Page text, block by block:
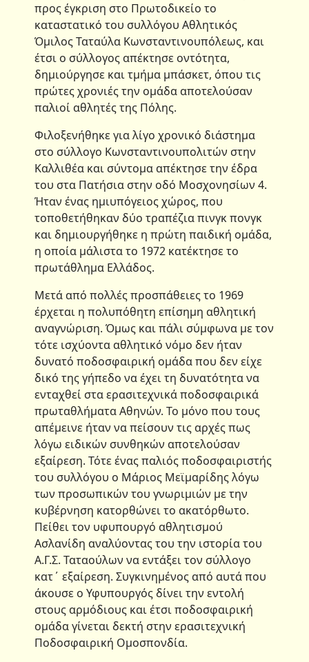
προς έγκριση στο Πρωτοδικείο το
καταστατικό του συλλόγου Αθλητικός
Όμιλος Ταταύλα Κωνσταντινουπόλεως, και
έτσι ο σύλλογος απέκτησε οντότητα,
δημιούργησε και τμήμα μπάσκετ, όπου τις
πρώτες χρονιές την ομάδα αποτελούσαν
παλιοί αθλητές της Πόλης.
Φιλοξενήθηκε για λίγο χρονικό διάστημα
στο σύλλογο Κωνσταντινουπολιτών στην
Καλλιθέα και σύντομα απέκτησε την έδρα
του στα Πατήσια στην οδό Μοσχονησίων 4.
Ήταν ένας ημιυπόγειος χώρος, που
τοποθετήθηκαν δύο τραπέζια πινγκ πονγκ
και δημιουργήθηκε η πρώτη παιδική ομάδα,
η οποία μάλιστα το 1972 κατέκτησε το
πρωτάθλημα Ελλάδος.
Μετά από πολλές προσπάθειες το 1969
έρχεται η πολυπόθητη επίσημη αθλητική
αναγνώριση. Όμως και πάλι σύμφωνα με τον
τότε ισχύοντα αθλητικό νόμο δεν ήταν
δυνατό ποδοσφαιρική ομάδα που δεν είχε
δικό της γήπεδο να έχει τη δυνατότητα να
ενταχθεί στα ερασιτεχνικά ποδοσφαιρικά
πρωταθλήματα Αθηνών. Το μόνο που τους
απέμεινε ήταν να πείσουν τις αρχές πως
λόγω ειδικών συνθηκών αποτελούσαν
εξαίρεση. Τότε ένας παλιός ποδοσφαιριστής
του συλλόγου ο Μάριος Μεϊμαρίδης λόγω
των προσωπικών του γνωριμιών με την
κυβέρνηση κατορθώνει το ακατόρθωτο.
Πείθει τον υφυπουργό αθλητισμού
Ασλανίδη αναλύοντας του την ιστορία του
Α.Γ.Σ. Ταταούλων να εντάξει τον σύλλογο
κατ΄ εξαίρεση. Συγκινημένος από αυτά που
άκουσε ο Υφυπουργός δίνει την εντολή
στους αρμόδιους και έτσι ποδοσφαιρική
ομάδα γίνεται δεκτή στην ερασιτεχνική
Ποδοσφαιρική Ομοσπονδία.